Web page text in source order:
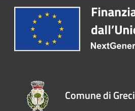
Comune di Greci